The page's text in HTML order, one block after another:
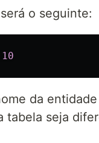
o seguinte:
10
da
tabela seja